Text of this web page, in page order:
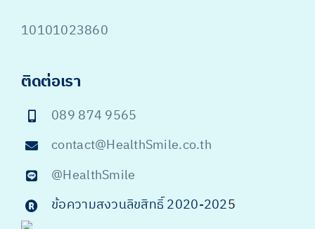
10101023860
ติดต่อเรา
089 874 9565
contact@HealthSmile.co.th
@HealthSmile
ข้อความสงวนลิขสิทธิ์ 2020-2025